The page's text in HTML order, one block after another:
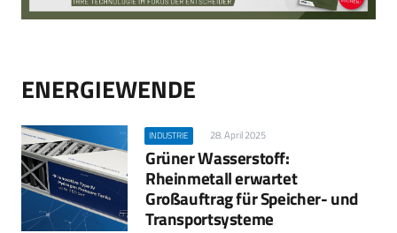
ENERGIEWENDE
INDUSTRIE 28. April 2025
Grüner Wasserstoff:
Rheinmetall erwartet
Großauftrag für Speicher- und
Transportsysteme